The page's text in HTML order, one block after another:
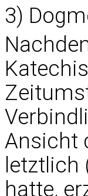
3)
Ansicht
hatte,